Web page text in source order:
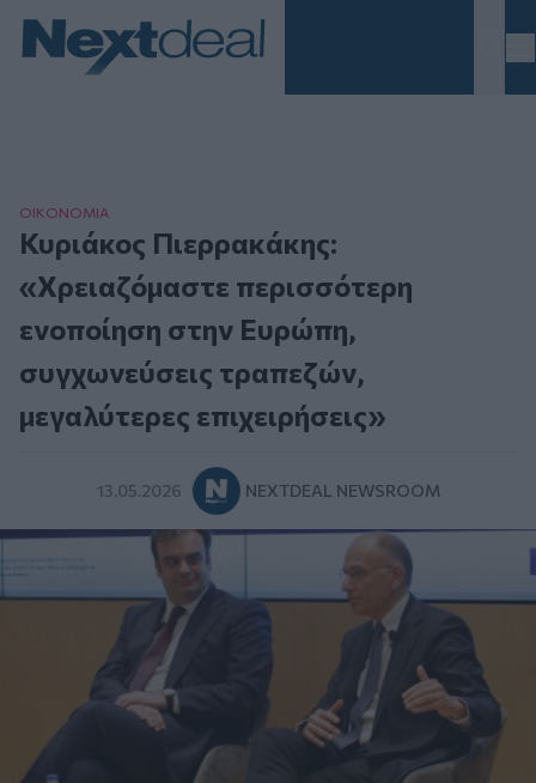
ΟΙΚΟΝΟΜΙΑ
Κυριάκος Πιερρακάκης:
«Χρειαζόμαστε περισσότερη
ενοποίηση στην Ευρώπη,
συγχωνεύσεις τραπεζών,
μεγαλύτερες επιχειρήσεις»
13.05.2026 NEXTDEAL NEWSROOM